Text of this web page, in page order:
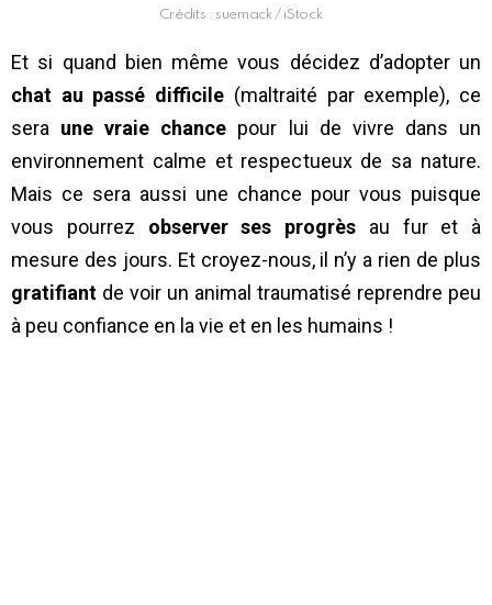
Crédits : suemack / iStock
Et si quand bien même vous décidez d’adopter un
chat au passé difficile (maltraité par exemple), ce
sera une vraie chance pour lui de vivre dans un
environnement calme et respectueux de sa nature.
Mais ce sera aussi une chance pour vous puisque
vous pourrez observer ses progrès au fur et à
mesure des jours. Et croyez-nous, il n’y a rien de plus
gratifiant de voir un animal traumatisé reprendre peu
à peu confiance en la vie et en les humains !